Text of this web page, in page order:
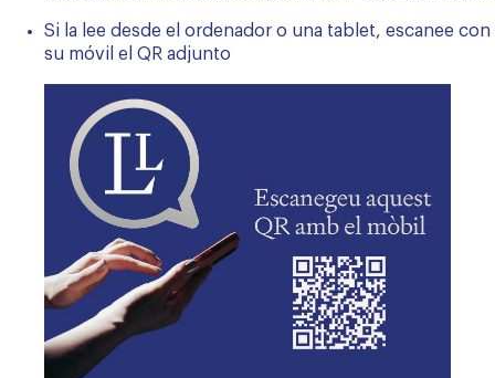
Si la lee desde el ordenador o una tablet, escanee con
su móvil el QR adjunto